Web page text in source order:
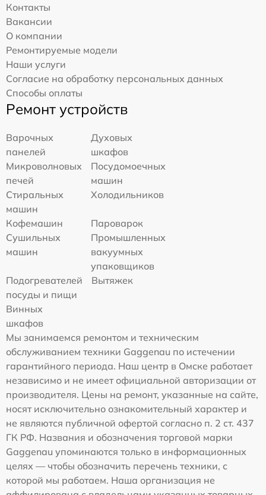
Контакты
Вакансии
О компании
Ремонтируемые модели
Наши услуги
Согласие на обработку персональных данных
Способы оплаты
Ремонт устройств
Варочных
панелей
Духовых
шкафов
Микроволновых
печей
Посудомоечных
машин
Стиральных
машин
Холодильников
Кофемашин
Пароварок
Сушильных
машин
Промышленных
вакуумных
упаковщиков
Подогревателей
посуды и пищи
Вытяжек
Винных
шкафов
Мы занимаемся ремонтом и техническим
обслуживанием техники Gaggenau по истечении
гарантийного периода. Наш центр в Омске работает
независимо и не имеет официальной авторизации от
производителя. Цены на ремонт, указанные на сайте,
носят исключительно ознакомительный характер и
не являются публичной офертой согласно п. 2 ст. 437
ГК РФ. Названия и обозначения торговой марки
Gaggenau упоминаются только в информационных
целях — чтобы обозначить перечень техники, с
которой мы работаем. Наша организация не